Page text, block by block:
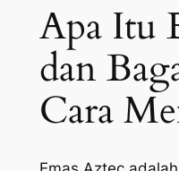
Apa Itu
dan
Cara